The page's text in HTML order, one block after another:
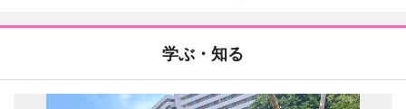
学ぶ・知る